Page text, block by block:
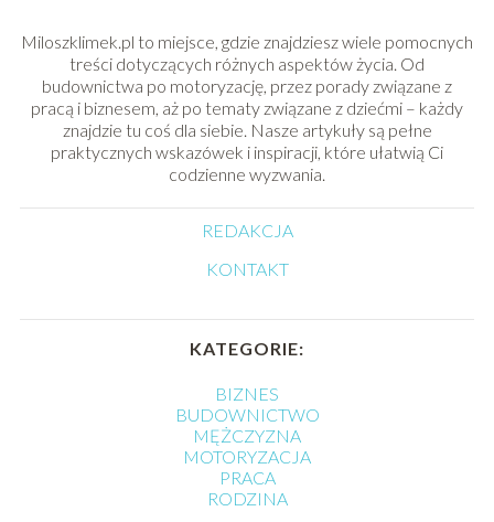
Miloszklimek.pl to miejsce, gdzie znajdziesz wiele pomocnych
treści dotyczących różnych aspektów życia. Od
budownictwa po motoryzację, przez porady związane z
pracą i biznesem, aż po tematy związane z dziećmi – każdy
znajdzie tu coś dla siebie. Nasze artykuły są pełne
praktycznych wskazówek i inspiracji, które ułatwią Ci
codzienne wyzwania.
REDAKCJA
KONTAKT
KATEGORIE:
BIZNES
BUDOWNICTWO
MĘŻCZYZNA
MOTORYZACJA
PRACA
RODZINA